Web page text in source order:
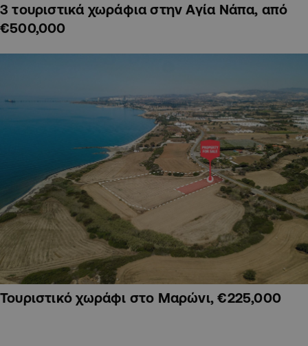
3 τουριστικά χωράφια στην Αγία Νάπα, από
€500,000
Τουριστικό χωράφι στο Μαρώνι, €225,000